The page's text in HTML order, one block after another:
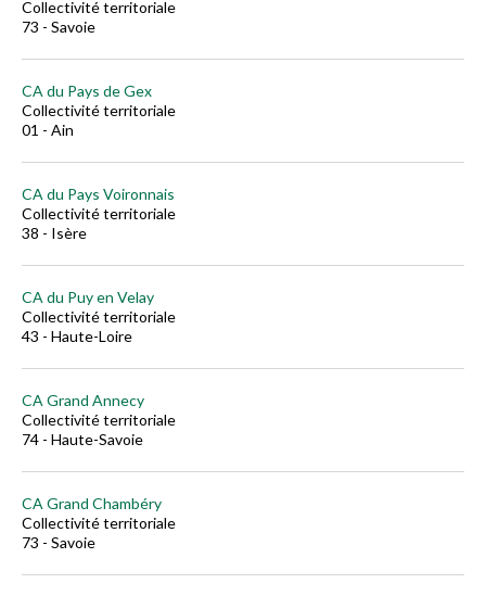
Collectivité territoriale
73 - Savoie
CA du Pays de Gex
Collectivité territoriale
01 - Ain
CA du Pays Voironnais
Collectivité territoriale
38 - Isère
CA du Puy en Velay
Collectivité territoriale
43 - Haute-Loire
CA Grand Annecy
Collectivité territoriale
74 - Haute-Savoie
CA Grand Chambéry
Collectivité territoriale
73 - Savoie